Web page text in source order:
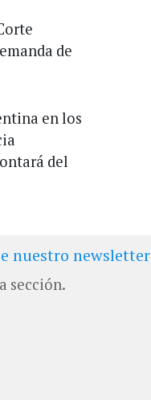
de
en los
del
nuestro newsletter
sección.